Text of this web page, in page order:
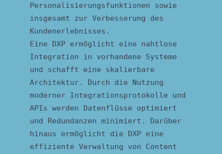
Personalisierungsfunktionen sowie
insgesamt zur Verbesserung des
Kundenerlebnisses.
Eine DXP ermöglicht eine nahtlose
Integration in vorhandene Systeme
und schafft eine skalierbare
Architektur. Durch die Nutzung
moderner Integrationsprotokolle und
APIs werden Datenflüsse optimiert
und Redundanzen minimiert. Darüber
hinaus ermöglicht die DXP eine
effiziente Verwaltung von Content